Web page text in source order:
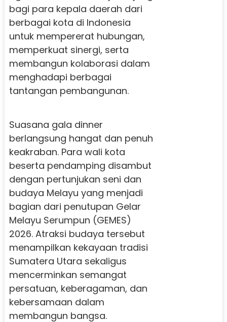
bagi para kepala daerah dari
berbagai kota di Indonesia
untuk mempererat hubungan,
memperkuat sinergi, serta
membangun kolaborasi dalam
menghadapi berbagai
tantangan pembangunan.
Suasana gala dinner
berlangsung hangat dan penuh
keakraban. Para wali kota
beserta pendamping disambut
dengan pertunjukan seni dan
budaya Melayu yang menjadi
bagian dari penutupan Gelar
Melayu Serumpun (GEMES)
2026. Atraksi budaya tersebut
menampilkan kekayaan tradisi
Sumatera Utara sekaligus
mencerminkan semangat
persatuan, keberagaman, dan
kebersamaan dalam
membangun bangsa.